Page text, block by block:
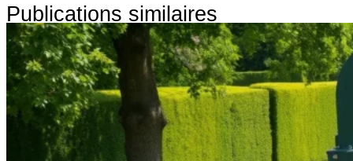
Publications similaires